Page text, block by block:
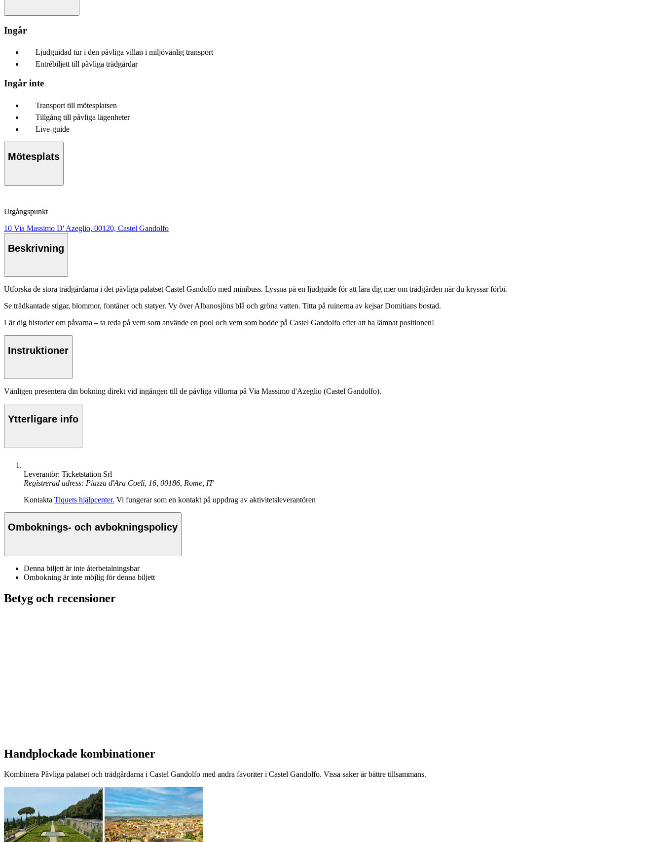
Ingår
Ljudguidad tur i den påvliga villan i miljövänlig transport
Entrébiljett till påvliga trädgårdar
Ingår inte
Transport till mötesplatsen
Tillgång till påvliga lägenheter
Live-guide
Mötesplats
Utgångspunkt
10 Via Massimo D' Azeglio, 00120, Castel Gandolfo
Beskrivning
Utforska de stora trädgårdarna i det påvliga palatset Castel Gandolfo med minibuss. Lyssna på en ljudguide för att lära dig mer om trädgården när du kryssar förbi.
Se trädkantade stigar, blommor, fontäner och statyer. Vy över Albanosjöns blå och gröna vatten. Titta på ruinerna av kejsar Domitians bostad.
Lär dig historier om påvarna – ta reda på vem som använde en pool och vem som bodde på Castel Gandolfo efter att ha lämnat positionen!
Instruktioner
Vänligen presentera din bokning direkt vid ingången till de påvliga villorna på Via Massimo d'Azeglio (Castel Gandolfo).
Ytterligare info
Leverantör: Ticketstation Srl
Registrerad adress: Piazza d'Ara Coeli, 16, 00186, Rome, IT
Kontakta Tiquets hjälpcenter. Vi fungerar som en kontakt på uppdrag av aktivitetsleverantören
Omboknings- och avbokningspolicy
Denna biljett är inte återbetalningsbar
Ombokning är inte möjlig för denna biljett
Betyg och recensioner
Handplockade kombinationer
Kombinera Påvliga palatset och trädgårdarna i Castel Gandolfo med andra favoriter i Castel Gandolfo. Vissa saker är bättre tillsammans.